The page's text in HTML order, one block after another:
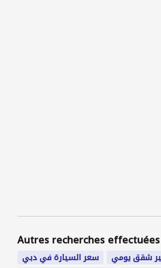
Autres recherches effectuées
سعر السيارة في دبي شقق يومي